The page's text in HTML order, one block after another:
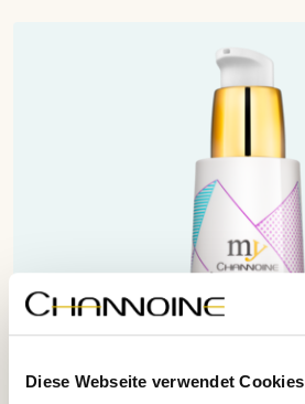
Diese Webseite verwendet Cookies